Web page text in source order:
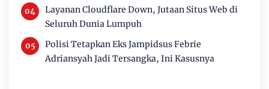
Layanan Cloudflare Down, Jutaan Situs Web di
Seluruh Dunia Lumpuh
Polisi Tetapkan Eks Jampidsus Febrie
Adriansyah Jadi Tersangka, Ini Kasusnya